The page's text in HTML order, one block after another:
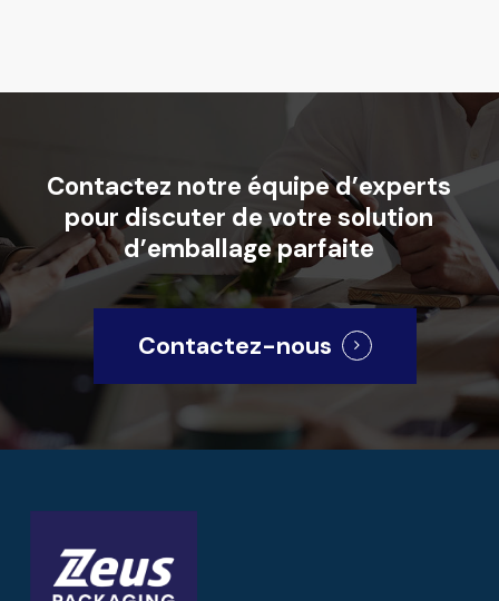
Contactez notre équiped’experts
pour discuter devotre solution
d’emballageparfaite
Contactez-nous